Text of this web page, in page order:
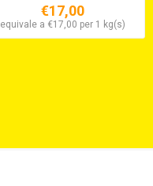
€17,00
equivale a €17,00 per 1 kg(s)